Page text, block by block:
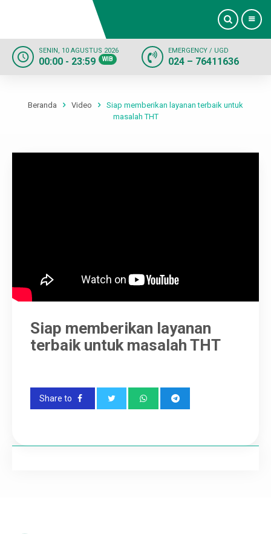
Profil
Karir
SENIN, 10 AGUSTUS 2026
00:00 - 23:59 WIB
EMERGENCY / UGD
024 – 76411636
Beranda Video
Siap memberikan layanan terbaik untuk
masalah THT
Siap memberikan layanan
terbaik untuk masalah THT
Share to